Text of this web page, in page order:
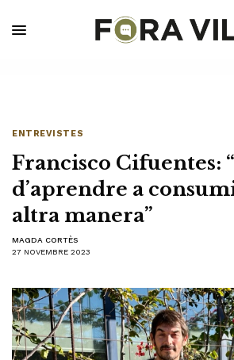
ENTREVISTES
Francisco Cifuentes:
d’aprendre a
altra manera”
MAGDA CORTÈS
27 NOVEMBRE 2023